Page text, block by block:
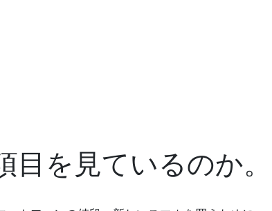
を見ているのか。